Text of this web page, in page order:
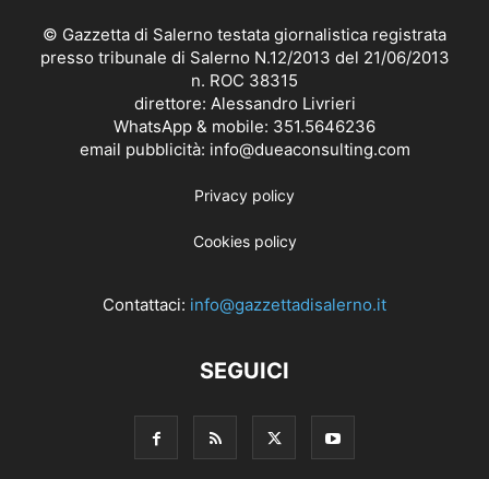
© Gazzetta di Salerno testata giornalistica registrata
presso tribunale di Salerno N.12/2013 del 21/06/2013
n. ROC 38315
direttore: Alessandro Livrieri
WhatsApp & mobile: 351.5646236
email pubblicità: info@dueaconsulting.com
Privacy policy
Cookies policy
Contattaci: info@gazzettadisalerno.it
SEGUICI